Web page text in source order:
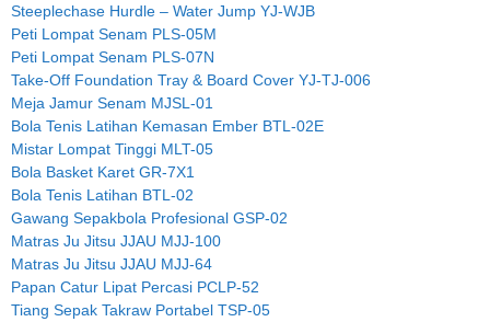
Steeplechase Hurdle – Water Jump YJ-WJB
Peti Lompat Senam PLS-05M
Peti Lompat Senam PLS-07N
Take-Off Foundation Tray & Board Cover YJ-TJ-006
Meja Jamur Senam MJSL-01
Bola Tenis Latihan Kemasan Ember BTL-02E
Mistar Lompat Tinggi MLT-05
Bola Basket Karet GR-7X1
Bola Tenis Latihan BTL-02
Gawang Sepakbola Profesional GSP-02
Matras Ju Jitsu JJAU MJJ-100
Matras Ju Jitsu JJAU MJJ-64
Papan Catur Lipat Percasi PCLP-52
Tiang Sepak Takraw Portabel TSP-05